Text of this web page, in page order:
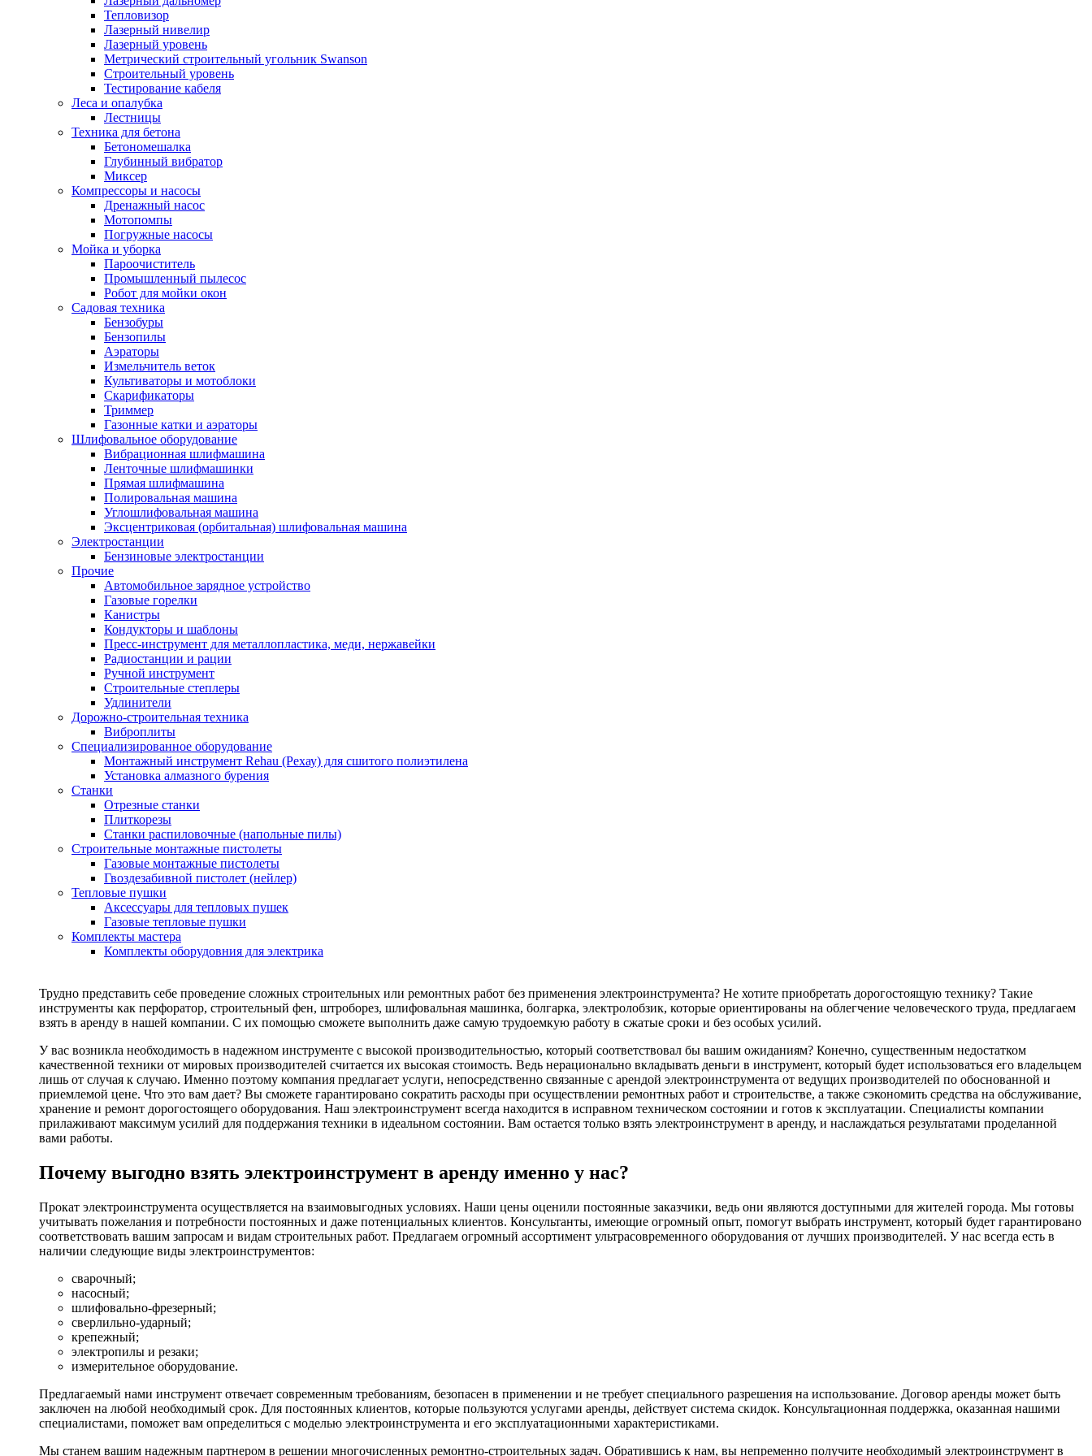
Тепловизор
Лазерный нивелир
Лазерный уровень
Метрический строительный угольник Swanson
Строительный уровень
Тестирование кабеля
Леса и опалубка
Лестницы
Техника для бетона
Бетономешалка
Глубинный вибратор
Миксер
Компрессоры и насосы
Дренажный насос
Мотопомпы
Погружные насосы
Мойка и уборка
Пароочиститель
Промышленный пылесос
Робот для мойки окон
Садовая техника
Бензобуры
Бензопилы
Аэраторы
Измельчитель веток
Культиваторы и мотоблоки
Скарификаторы
Триммер
Газонные катки и аэраторы
Шлифовальное оборудование
Вибрационная шлифмашина
Ленточные шлифмашинки
Прямая шлифмашина
Полировальная машина
Углошлифовальная машина
Эксцентриковая (орбитальная) шлифовальная машина
Электростанции
Бензиновые электростанции
Прочие
Автомобильное зарядное устройство
Газовые горелки
Канистры
Кондукторы и шаблоны
Пресс-инструмент для металлопластика, меди, нержавейки
Радиостанции и рации
Ручной инструмент
Строительные степлеры
Удлинители
Дорожно-строительная техника
Виброплиты
Специализированное оборудование
Монтажный инструмент Rehau (Рехау) для сшитого полиэтилена
Установка алмазного бурения
Станки
Отрезные станки
Плиткорезы
Станки распиловочные (напольные пилы)
Строительные монтажные пистолеты
Газовые монтажные пистолеты
Гвоздезабивной пистолет (нейлер)
Тепловые пушки
Аксессуары для тепловых пушек
Газовые тепловые пушки
Комплекты мастера
Комплекты оборудовния для электрика
Трудно представить себе проведение сложных строительных или ремонтных работ без применения электроинструмента? Не хотите приобретать дорогостоящую технику? Такие
инструменты как перфоратор, строительный фен, штроборез, шлифовальная машинка, болгарка, электролобзик, которые ориентированы на облегчение человеческого труда, предлагаем
взять в аренду в нашей компании. С их помощью сможете выполнить даже самую трудоемкую работу в сжатые сроки и без особых усилий.
У вас возникла необходимость в надежном инструменте с высокой производительностью, который соответствовал бы вашим ожиданиям? Конечно, существенным недостатком
качественной техники от мировых производителей считается их высокая стоимость. Ведь нерационально вкладывать деньги в инструмент, который будет использоваться его владельцем
лишь от случая к случаю. Именно поэтому компания предлагает услуги, непосредственно связанные с арендой электроинструмента от ведущих производителей по обоснованной и
приемлемой цене. Что это вам дает? Вы сможете гарантировано сократить расходы при осуществлении ремонтных работ и строительстве, а также сэкономить средства на обслуживание,
хранение и ремонт дорогостоящего оборудования. Наш электроинструмент всегда находится в исправном техническом состоянии и готов к эксплуатации. Специалисты компании
прилаживают максимум усилий для поддержания техники в идеальном состоянии. Вам остается только взять электроинструмент в аренду, и наслаждаться результатами проделанной
вами работы.
Почему выгодно взять электроинструмент в аренду именно у нас?
Прокат электроинструмента осуществляется на взаимовыгодных условиях. Наши цены оценили постоянные заказчики, ведь они являются доступными для жителей города. Мы готовы
учитывать пожелания и потребности постоянных и даже потенциальных клиентов. Консультанты, имеющие огромный опыт, помогут выбрать инструмент, который будет гарантировано
соответствовать вашим запросам и видам строительных работ. Предлагаем огромный ассортимент ультрасовременного оборудования от лучших производителей. У нас всегда есть в
наличии следующие виды электроинструментов:
сварочный;
насосный;
шлифовально-фрезерный;
сверлильно-ударный;
крепежный;
электропилы и резаки;
измерительное оборудование.
Предлагаемый нами инструмент отвечает современным требованиям, безопасен в применении и не требует специального разрешения на использование. Договор аренды может быть
заключен на любой необходимый срок. Для постоянных клиентов, которые пользуются услугами аренды, действует система скидок. Консультационная поддержка, оказанная нашими
специалистами, поможет вам определиться с моделью электроинструмента и его эксплуатационными характеристиками.
Мы станем вашим надежным партнером в решении многочисленных ремонтно-строительных задач. Обратившись к нам, вы непременно получите необходимый электроинструмент в